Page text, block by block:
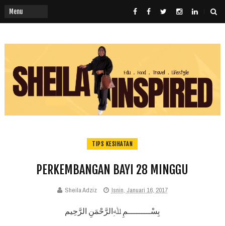
TIPS KESIHATAN
PERKEMBANGAN BAYI 28 MINGGU
Sheila Adziz Isnin, Januari 16, 2017
بِسْـــــــــمِ ﷲِالرَّحْمَنِ الرَّحِيم